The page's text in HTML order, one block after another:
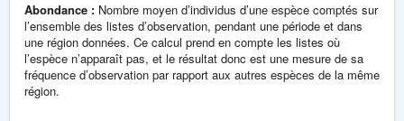
Abondance : Nombre moyen d’individus d’une espèce comptés sur
l’ensemble des listes d’observation, pendant une période et dans
une région données. Ce calcul prend en compte les listes où
l’espèce n’apparaît pas, et le résultat donc est une mesure de sa
fréquence d’observation par rapport aux autres espèces de la même
région.